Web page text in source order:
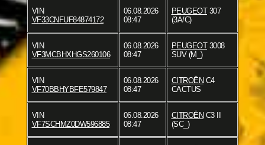
VIN
VF33CNFUF84874172
06.08.2026
08:47
PEUGEOT307
(3A/C)
VIN
VF3MCBHXHGS260106
06.08.2026
08:47
PEUGEOT3008
SUV (M_)
VIN
VF70BBHYBFE579847
06.08.2026
08:47
CITROËN C4
CACTUS
VIN
VF7SCHMZ0DW596885
06.08.2026
08:47
CITROËN C3 II
(SC_)